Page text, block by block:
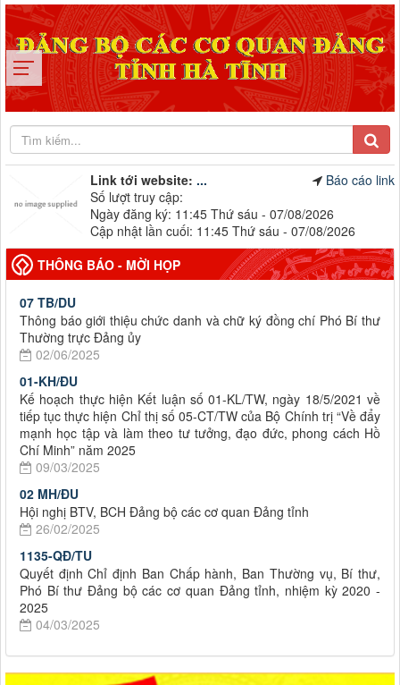
Báo cáo link
Link tới website: ...
Số lượt truy cập:
Ngày đăng ký: 11:45 Thứ sáu - 07/08/2026
Cập nhật lần cuối: 11:45 Thứ sáu - 07/08/2026
THÔNG BÁO - MỜI HỌP
07 TB/DU
Thông báo giới thiệu chức danh và chữ ký đồng chí Phó Bí thư
Thường trực Đảng ủy
02/06/2025
01-KH/ĐU
Kế hoạch thực hiện Kết luận số 01-KL/TW, ngày 18/5/2021 về
tiếp tục thực hiện Chỉ thị số 05-CT/TW của Bộ Chính trị “Về đẩy
mạnh học tập và làm theo tư tưởng, đạo đức, phong cách Hồ
Chí Minh” năm 2025
09/03/2025
02 MH/ĐU
Hội nghị BTV, BCH Đảng bộ các cơ quan Đảng tỉnh
26/02/2025
1135-QĐ/TU
Quyết định Chỉ định Ban Chấp hành, Ban Thường vụ, Bí thư,
Phó Bí thư Đảng bộ các cơ quan Đảng tỉnh, nhiệm kỳ 2020 -
2025
04/03/2025